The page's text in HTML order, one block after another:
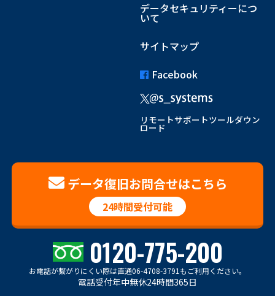
データセキュリティーにつ
いて
サイトマップ
Facebook
リモートサポートツールダウン
ロード
データ復旧お問合せはこちら
24時間受付可能
0120-775-200
お電話が繋がりにくい際は直通06-4708-3791もご利用ください。
電話受付年中無休24時間365日